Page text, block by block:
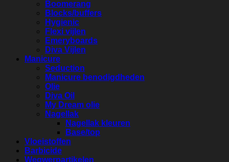
Boomerang
Blocks/buffers
Hygienic
Flexi vijlen
Emeryboards
Diva Vijlen
Manicure
Seduction
Manicure benodigdheden
Olie
Diva Oil
My Dream olie
Nagellak
Nagellak kleuren
Base/top
Vloeistoffen
Barbicide
Wegwerpartikelen